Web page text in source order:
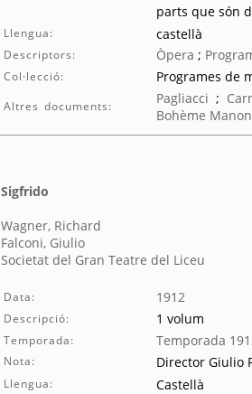
parts que són
Llengua: castellà
Descriptors: Òpera ;
Col·lecció: Programes de
Altres documents: Pagliacci ;
Bohème Manon
Sigfrido
Wagner, Richard
Falconi, Giulio
Societat del Gran Teatre del Liceu
Data: 1912
Descripció: 1 volum
Temporada: Temporada
Nota: Director Giulio
Llengua: Castellà